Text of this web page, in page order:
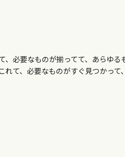
、必要なものが揃ってて、あらゆ
れて、必要なものがすぐ見つかって